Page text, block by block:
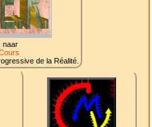
naar
de la Réalité.